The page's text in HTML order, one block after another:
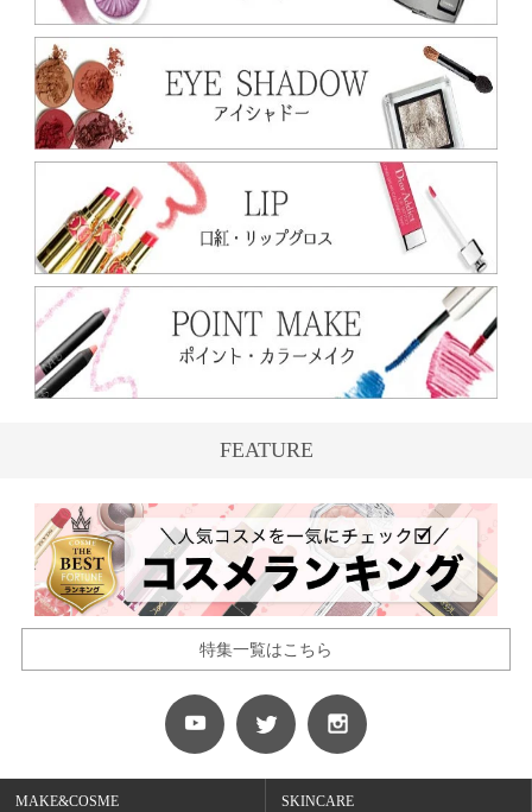
FEATURE
特集一覧はこちら
MAKE&COSME SKINCARE